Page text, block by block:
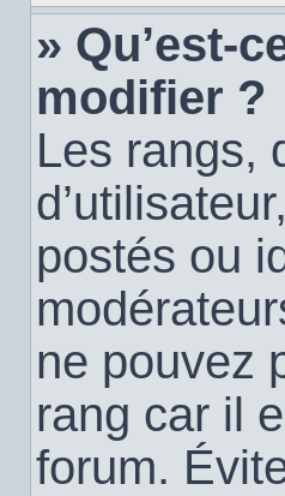
» Qu’est-
modifier ?
Les rangs,
postés ou
ne pouvez
rang car il
forum.